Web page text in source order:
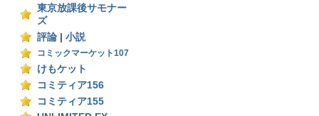
東京放課後サモナー
ズ
評論
小説
コミックマーケット107
けもケット
コミティア156
コミティア155